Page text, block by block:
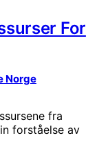
For
Norge
fra
forståelse av